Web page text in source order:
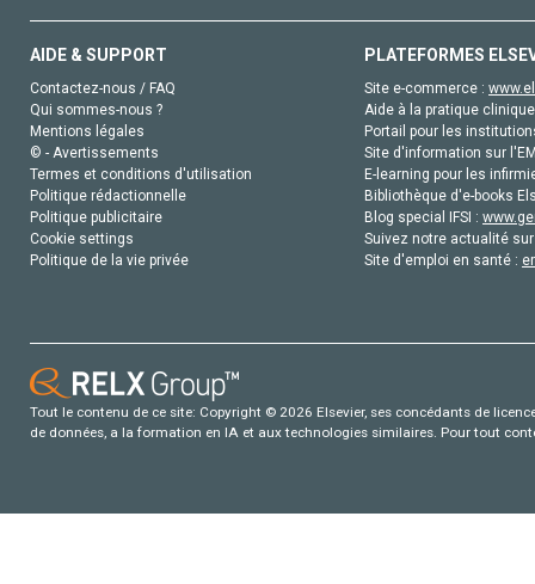
AIDE & SUPPORT
Contactez-nous / FAQ
Qui sommes-nous ?
Mentions légales
© - Avertissements
Termes et conditions d'utilisation
Politique rédactionnelle
Politique publicitaire
Cookie settings
Politique de la vie privée
PLATEFORMES
Site e-commerce :
Aide à la pratique
Portail pour les
Site d'information sur
E-learning pour les
Bibliothèque d'e-books
Blog special IFSI :
Suivez notre actualité
Site d'emploi en santé :
Tout le contenu de ce site: Copyright © 2026 Elsevier, ses concédants de
de données, a la formation en IA et aux technologies similaires. Pour tout